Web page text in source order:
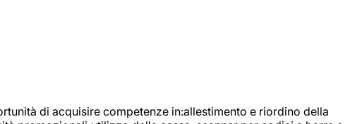
di acquisire competenze in:allestimento e riordino della